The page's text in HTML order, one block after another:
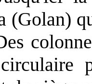
(Golan)